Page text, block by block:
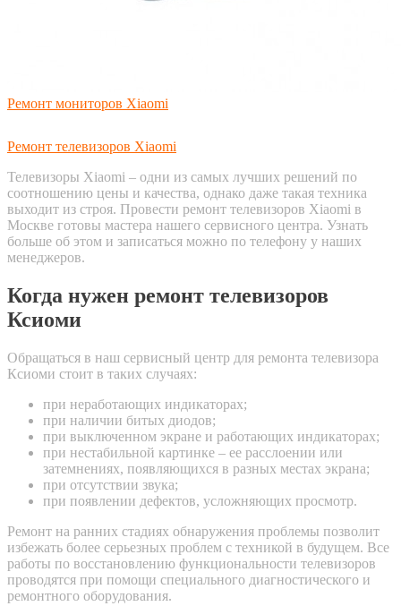
Ремонт мониторов Xiaomi
Ремонт телевизоров Xiaomi
Телевизоры Xiaomi – одни из самых лучших решений по
соотношению цены и качества, однако даже такая техника
выходит из строя. Провести ремонт телевизоров Xiaomi в
Москве готовы мастера нашего сервисного центра. Узнать
больше об этом и записаться можно по телефону у наших
менеджеров.
Когда нужен ремонт телевизоров
Ксиоми
Обращаться в наш сервисный центр для ремонта телевизора
Ксиоми стоит в таких случаях:
при неработающих индикаторах;
при наличии битых диодов;
при выключенном экране и работающих индикаторах;
при нестабильной картинке – ее расслоении или
затемнениях, появляющихся в разных местах экрана;
при отсутствии звука;
при появлении дефектов, усложняющих просмотр.
Ремонт на ранних стадиях обнаружения проблемы позволит
избежать более серьезных проблем с техникой в будущем. Все
работы по восстановлению функциональности телевизоров
проводятся при помощи специального диагностического и
ремонтного оборудования.